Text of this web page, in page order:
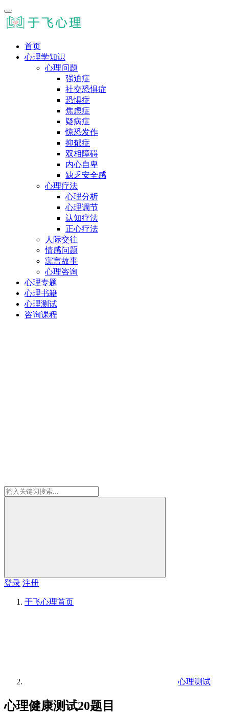
首页
心理学知识
心理问题
强迫症
社交恐惧症
恐惧症
焦虑症
疑病症
惊恐发作
抑郁症
双相障碍
内心自卑
缺乏安全感
心理疗法
心理分析
心理调节
认知疗法
正心疗法
人际交往
情感问题
寓言故事
心理咨询
心理专题
心理书籍
心理测试
咨询课程
登录 注册
于飞心理首页
心理测试
心理健康测试20题目